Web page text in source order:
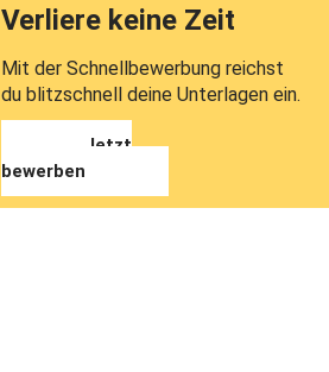
Verliere keine Zeit
Mit der Schnellbewerbung reichst
du blitzschnell deine Unterlagen ein.
Jetzt
bewerben